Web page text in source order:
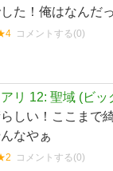
た！俺はなんだ
コメントする(0)
リ 12: 聖域 (ビッ
しい！ここまで
なやぁ
コメントする(0)